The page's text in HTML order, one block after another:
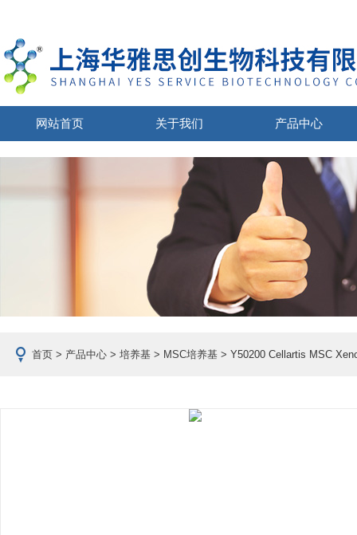
网站首页 关于我们 产品中心
首页 > 产品中心 > 培养基 > MSC培养基 > Y50200 Cellartis MSC